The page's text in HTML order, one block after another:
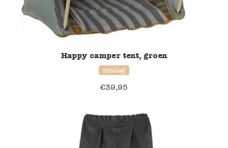
Happy camper tent, groen
maileg
€39,95